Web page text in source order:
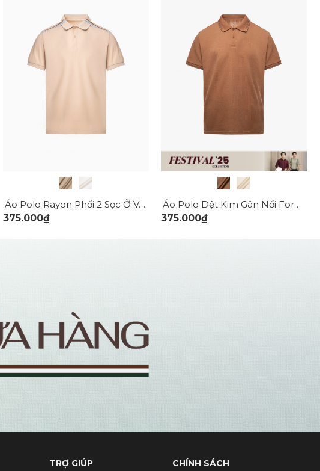
Áo Polo Rayon Phối 2 Sọc Ở Vai Form Regular PO158
375.000₫
Áo Polo Dệt Kim Gân Nổi Form Regular PO176
375.000₫
TRỢ GIÚP CHÍNH SÁCH